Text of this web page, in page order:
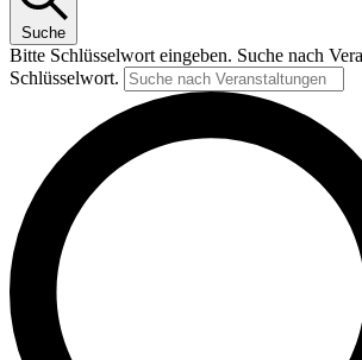
Suche
Bitte Schlüsselwort eingeben. Suche nach
Schlüsselwort.